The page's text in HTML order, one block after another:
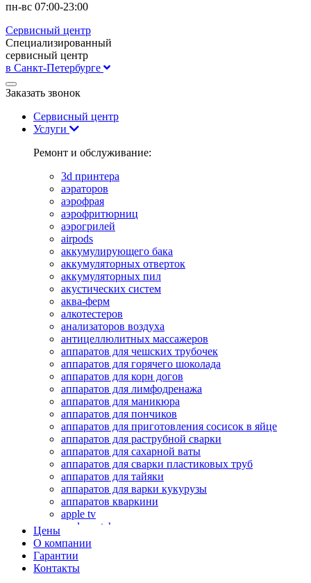
пн-вс 07:00-23:00
Сервисный центр
Специализированный
сервисный центр
в Санкт-Петербурге
Заказать звонок
Сервисный центр
Услуги
Ремонт и обслуживание:
3d принтера
аэраторов
аэрофрая
аэрофритюрниц
аэрогрилей
airpods
аккумулирующего бака
аккумуляторных отверток
аккумуляторных пил
акустических систем
аква-ферм
алкотестеров
анализаторов воздуха
антицеллюлитных массажеров
аппаратов для чешских трубочек
аппаратов для горячего шоколада
аппаратов для корн догов
аппаратов для лимфодренажа
аппаратов для маникюра
аппаратов для пончиков
аппаратов для приготовления сосисок в яйце
аппаратов для раструбной сварки
аппаратов для сахарной ваты
аппаратов для сварки пластиковых труб
аппаратов для тайяки
аппаратов для варки кукурузы
аппаратов кваркини
apple tv
apple watch
аромадиффузоров
аромастанций
ароматизаторов воздуха
аудиоплееров
Цены
О компании
Гарантии
Контакты